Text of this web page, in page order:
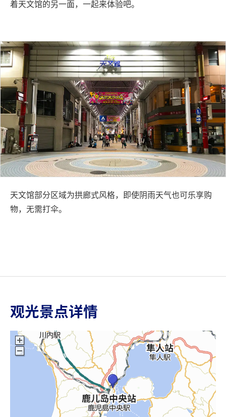
着天文馆的另一面，一起来体验吧。
天文馆部分区域为拱廊式风格，即使阴雨天气也可乐享购
物，无需打伞。
观光景点详情